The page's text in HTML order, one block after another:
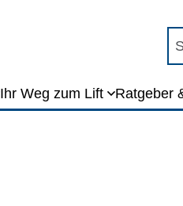
Ihr Weg zum Lift Ratgeber